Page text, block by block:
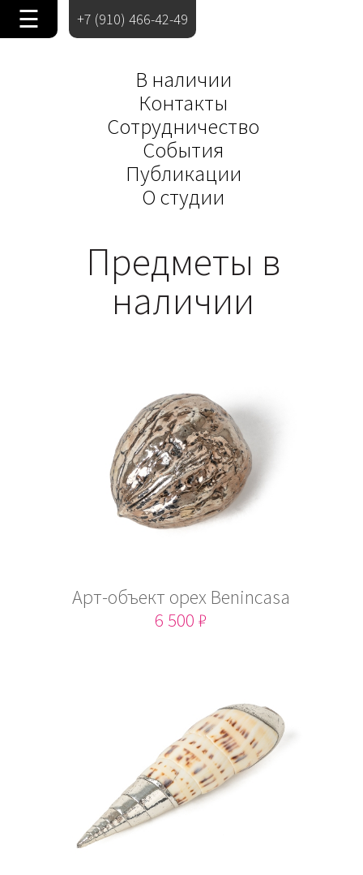
☰ +7 (910) 466-42-49
В наличии
Контакты
Сотрудничество
События
Публикации
О студии
Предметы в
наличии
Арт-объект орех Benincasa
6 500 ₽